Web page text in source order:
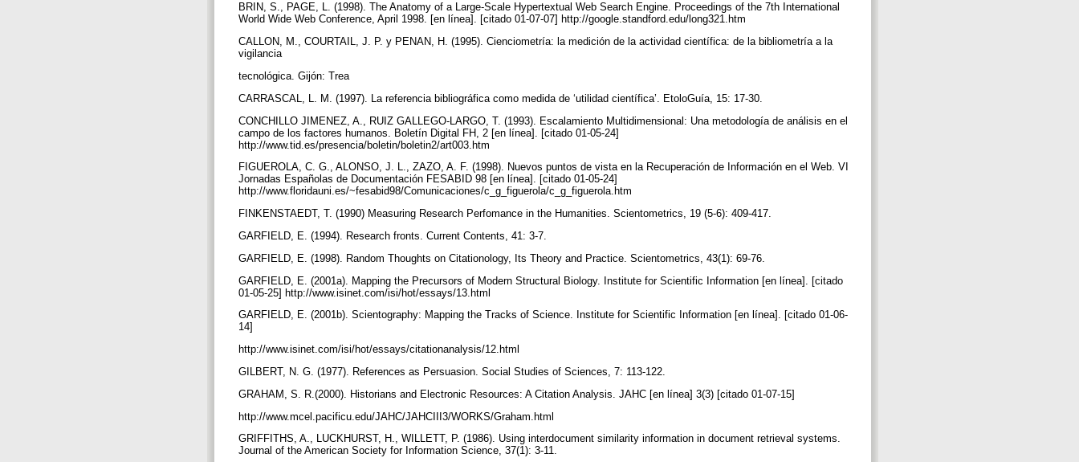
BRIN, S., PAGE, L. (1998). The Anatomy of a Large-Scale Hypertextual Web Search Engine. Proceedings of the 7th International
World Wide Web Conference, April 1998. [en línea]. [citado 01-07-07] http://google.standford.edu/long321.htm
CALLON, M., COURTAIL, J. P. y PENAN, H. (1995). Cienciometría: la medición de la actividad científica: de la bibliometría a la
vigilancia
tecnológica. Gijón: Trea
CARRASCAL, L. M. (1997). La referencia bibliográfica como medida de ‘utilidad científica’. EtoloGuía, 15: 17-30.
CONCHILLO JIMENEZ, A., RUIZ GALLEGO-LARGO, T. (1993). Escalamiento Multidimensional: Una metodología de análisis en el
campo de los factores humanos. Boletín Digital FH, 2 [en línea]. [citado 01-05-24]
http://www.tid.es/presencia/boletin/boletin2/art003.htm
FIGUEROLA, C. G., ALONSO, J. L., ZAZO, A. F. (1998). Nuevos puntos de vista en la Recuperación de Información en el Web. VI
Jornadas Españolas de Documentación FESABID 98 [en línea]. [citado 01-05-24]
http://www.floridauni.es/~fesabid98/Comunicaciones/c_g_figuerola/c_g_figuerola.htm
FINKENSTAEDT, T. (1990) Measuring Research Perfomance in the Humanities. Scientometrics, 19 (5-6): 409-417.
GARFIELD, E. (1994). Research fronts. Current Contents, 41: 3-7.
GARFIELD, E. (1998). Random Thoughts on Citationology, Its Theory and Practice. Scientometrics, 43(1): 69-76.
GARFIELD, E. (2001a). Mapping the Precursors of Modern Structural Biology. Institute for Scientific Information [en línea]. [citado
01-05-25] http://www.isinet.com/isi/hot/essays/13.html
GARFIELD, E. (2001b). Scientography: Mapping the Tracks of Science. Institute for Scientific Information [en línea]. [citado 01-06-
14]
http://www.isinet.com/isi/hot/essays/citationanalysis/12.html
GILBERT, N. G. (1977). References as Persuasion. Social Studies of Sciences, 7: 113-122.
GRAHAM, S. R.(2000). Historians and Electronic Resources: A Citation Analysis. JAHC [en línea] 3(3) [citado 01-07-15]
http://www.mcel.pacificu.edu/JAHC/JAHCIII3/WORKS/Graham.html
GRIFFITHS, A., LUCKHURST, H., WILLETT, P. (1986). Using interdocument similarity information in document retrieval systems.
Journal of the American Society for Information Science, 37(1): 3-11.